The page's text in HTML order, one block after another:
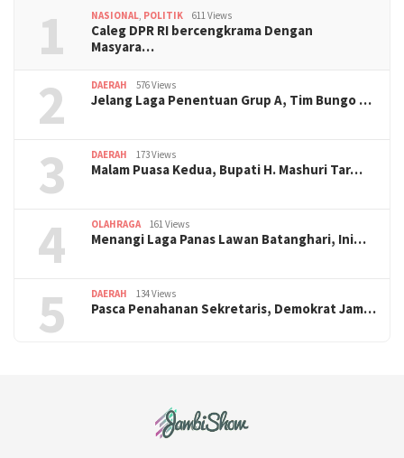
1 NASIONAL, POLITIK 611 Views
Caleg DPR RI bercengkrama Dengan
Masyara…
2 DAERAH 576 Views
Jelang Laga Penentuan Grup A, Tim Bungo …
3 DAERAH 173 Views
Malam Puasa Kedua, Bupati H. Mashuri Tar…
4 OLAHRAGA 161 Views
Menangi Laga Panas Lawan Batanghari, Ini…
5 DAERAH 134 Views
Pasca Penahanan Sekretaris, Demokrat Jam…